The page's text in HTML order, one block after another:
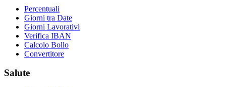
Percentuali
Giorni tra Date
Giorni Lavorativi
Verifica IBAN
Calcolo Bollo
Convertitore
Salute